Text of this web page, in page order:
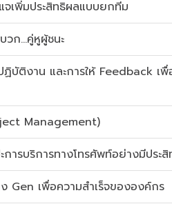
เพิ่มประสิทธิผลแบบยกทีม
ก...คู่หูผู้ชนะ
ฏิบัติงาน และการให้ Feedback เพื่
Management)
การบริการทางโทรศัพท์อย่างมีประ
Gen เพื่อความสำเร็จขององค์กร